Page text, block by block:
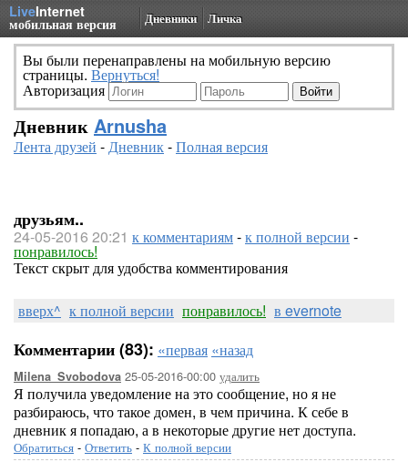
LiveInternet
мобильная версия Дневники Личка
Вы были перенаправлены на мобильную версию
страницы. Вернуться!
Авторизация
Дневник Arnusha
Лента друзей -Дневник-Полная версия
друзьям..
24-05-2016 20:21 к комментариям-к полной версии -
понравилось!
Текст скрыт для удобства комментирования
вверх^ к полной версии понравилось! в evernote
Комментарии (83): «первая «назад
Milena_Svobodova 25-05-2016-00:00 удалить
Я получила уведомление на это сообщение, но я не
разбираюсь, что такое домен, в чем причина. К себе в
дневник я попадаю, а в некоторые другие нет доступа.
Обратиться - Ответить - К полной версии